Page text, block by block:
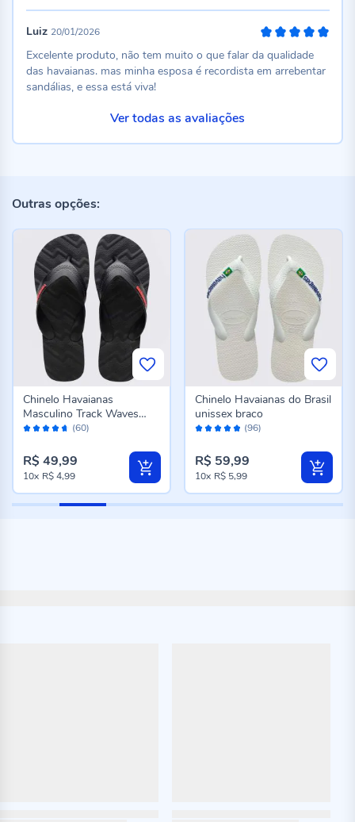
Luiz 20/01/2026
Excelente produto, não tem muito o que falar da qualidade
das havaianas. mas minha esposa é recordista em arrebentar
sandálias, e essa está viva!
Ver todas as avaliações
Outras opções:
Avaliação: (60)
Chinelo Havaianas
Masculino Track Waves
Preto
R$ 49,99
10x R$ 4,99
Avaliação: (96)
Chinelo Havaianas do Brasil
unissex braco
R$ 59,99
10x R$ 5,99